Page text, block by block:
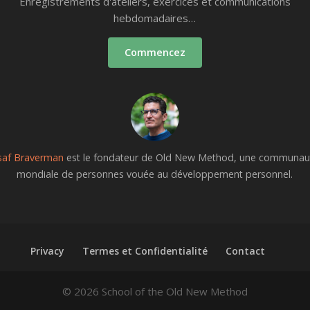
hebdomadaires…
Commencez
Braverman est le fondateur de Old New Method, une
mondiale de personnes vouée au développement personnel.
Privacy Termes et Confidentialité Contact
© 2026 School of the Old New Method